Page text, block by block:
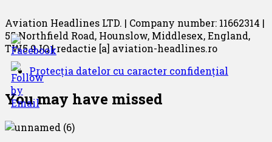
Aviation Headlines LTD. | Company number: 11662314 |
55 Northfield Road, Hounslow, Middlesex, England,
TW5 9JQ | redactie [a] aviation-headlines.ro
Protecția datelor cu caracter confidențial
You may have missed